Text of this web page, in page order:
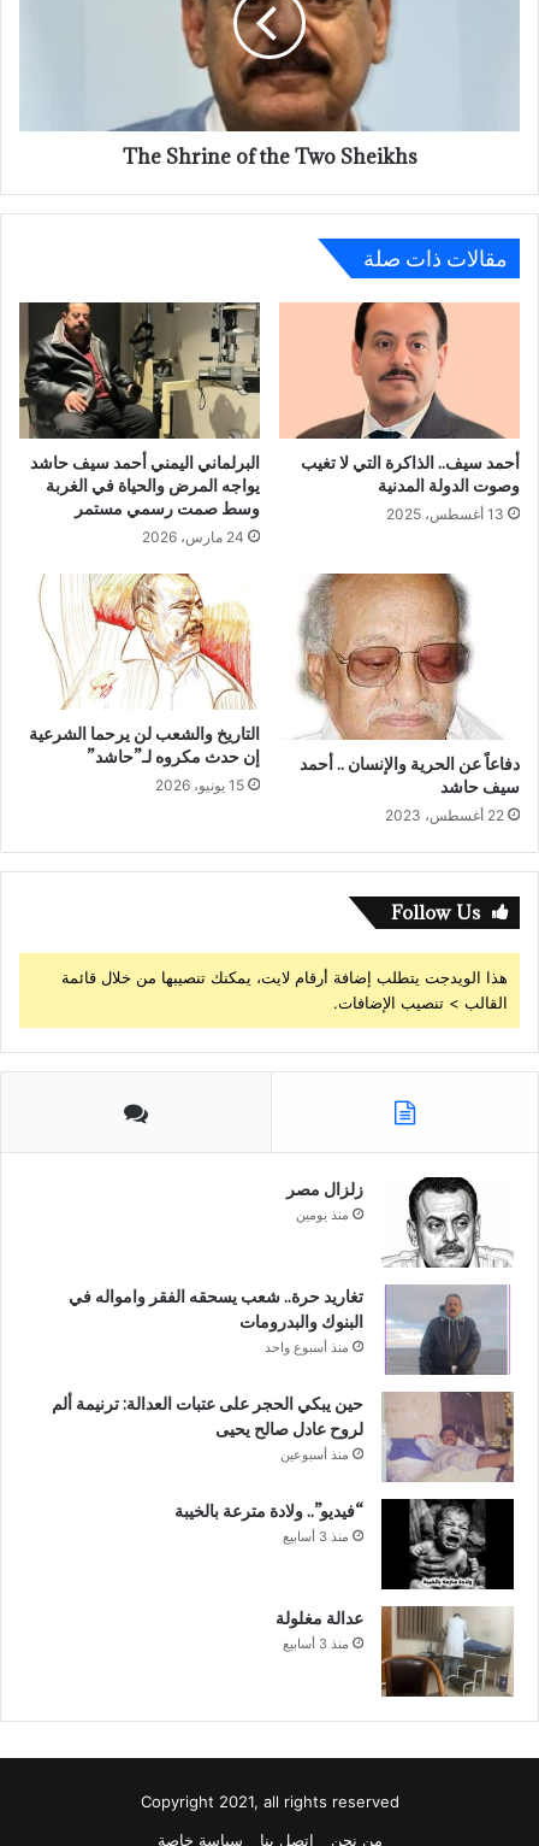
The Shrine of the Two Sheikhs
مقالات ذات صلة
أحمد سيف.. الذاكرة التي لا تغيب
وصوت الدولة المدنية
13 أغسطس، 2025
البرلماني اليمني أحمد سيف حاشد
يواجه المرض والحياة في الغربة
وسط صمت رسمي مستمر
24 مارس، 2026
دفاعاً عن الحرية والإنسان .. أحمد
سيف حاشد
22 أغسطس، 2023
التاريخ والشعب لن يرحما الشرعية
إن حدث مكروه لـ”حاشد”
15 يونيو، 2026
Follow Us
هذا الويدجت يتطلب إضافة أرقام لايت، يمكنك تنصيبها من خلال قائمة
القالب > تنصيب الإضافات.
زلزال مصر
منذ يومين
تغاريد حرة.. شعب يسحقه الفقر وامواله في
البنوك والبدرومات
منذ أسبوع واحد
حين يبكي الحجر على عتبات العدالة: ترنيمة ألم
لروح عادل صالح يحيى
منذ أسبوعين
“فيديو”.. ولادة مترعة بالخيبة
منذ 3 أسابيع
عدالة مغلولة
منذ 3 أسابيع
Copyright 2021, all rights reserved
من نحن
اتصل بنا سياسة خاصة